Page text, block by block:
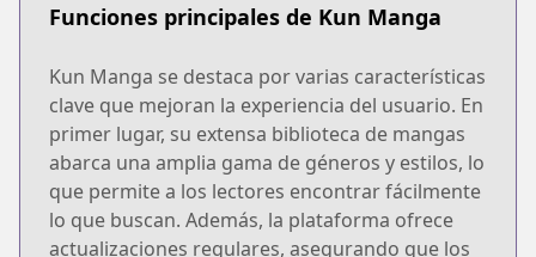
Funciones principales de Kun Manga
Kun Manga se destaca por varias características
clave que mejoran la experiencia del usuario. En
primer lugar, su extensa biblioteca de mangas
abarca una amplia gama de géneros y estilos, lo
que permite a los lectores encontrar fácilmente
lo que buscan. Además, la plataforma ofrece
actualizaciones regulares, asegurando que los